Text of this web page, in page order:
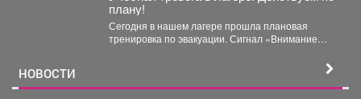
плану!
Сегодня в нашем лагере прошла плановая
тренировка по эвакуации. Сигнал «Внимание
НОВОСТИ